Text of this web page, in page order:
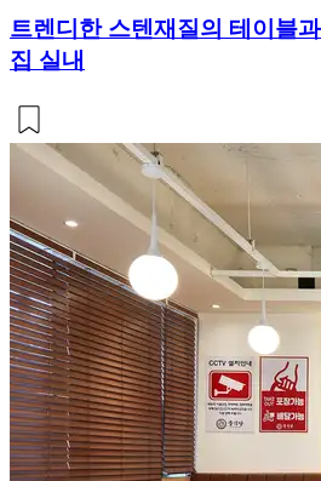
트렌디한 스텐재질의 테이블
집 실내